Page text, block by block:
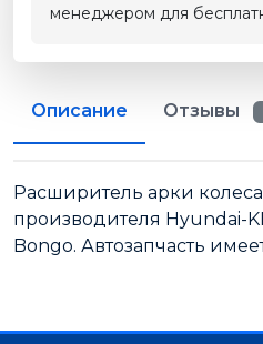
менеджером для
Описание Отзывы
Расширитель арки
производителя Hyundai-
Bongo. Автозапчасть